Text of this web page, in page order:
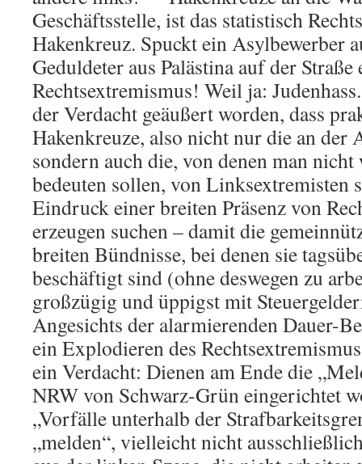
Geschäftsstelle, ist das statistisch
Hakenkreuz. Spuckt ein Asylbewerber
Geduldeter aus Palästina auf der
Rechtsextremismus! Weil ja:
der Verdacht geäußert worden, dass
Hakenkreuze, also nicht nur die an der
sondern auch die, von denen man nicht
bedeuten sollen, von Linksextremisten
Eindruck einer breiten Präsenz von
erzeugen suchen – damit die
breiten Bündnisse, bei denen sie
beschäftigt sind (ohne deswegen zu
großzügig und üppigst mit
Angesichts der alarmierenden Dauer-
ein Explodieren des
ein Verdacht: Dienen am Ende die
NRW von Schwarz-Grün eingerichtet
„Vorfälle unterhalb der
„melden“, vielleicht nicht